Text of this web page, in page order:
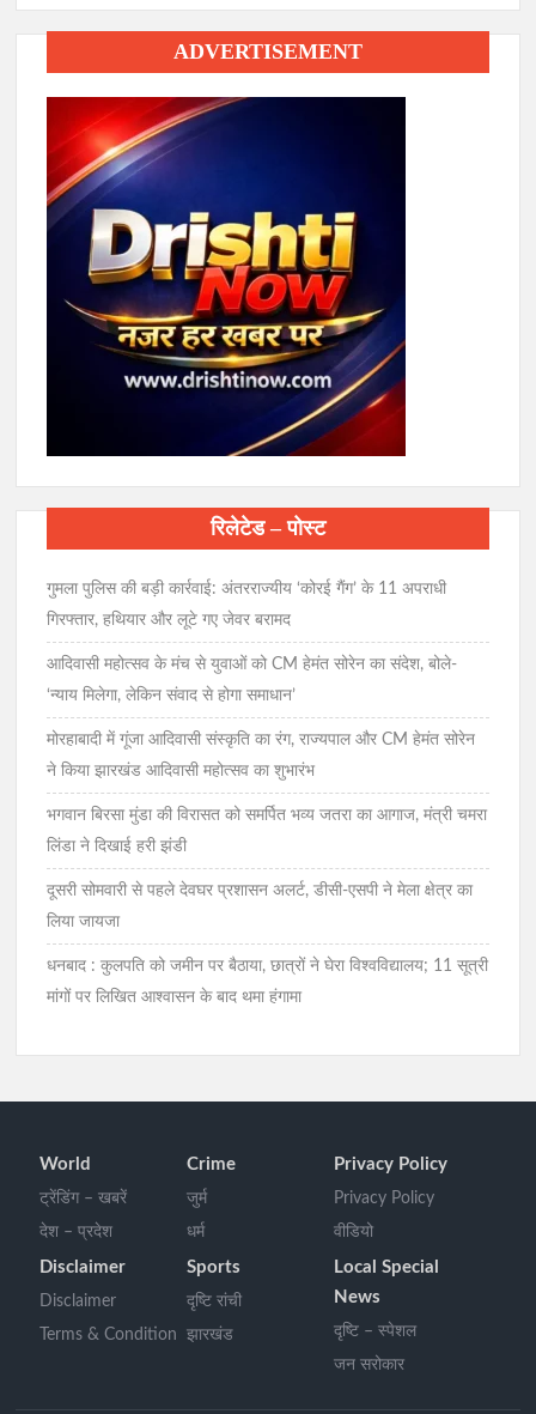
ADVERTISEMENT
रिलेटेड – पोस्ट
गुमला पुलिस की बड़ी कार्रवाई: अंतरराज्यीय ‘कोरई गैंग’ के 11 अपराधी
गिरफ्तार, हथियार और लूटे गए जेवर बरामद
आदिवासी महोत्सव के मंच से युवाओं को CM हेमंत सोरेन का संदेश, बोले-
‘न्याय मिलेगा, लेकिन संवाद से होगा समाधान’
मोरहाबादी में गूंजा आदिवासी संस्कृति का रंग, राज्यपाल और CM हेमंत सोरेन
ने किया झारखंड आदिवासी महोत्सव का शुभारंभ
भगवान बिरसा मुंडा की विरासत को समर्पित भव्य जतरा का आगाज, मंत्री चमरा
लिंडा ने दिखाई हरी झंडी
दूसरी सोमवारी से पहले देवघर प्रशासन अलर्ट, डीसी-एसपी ने मेला क्षेत्र का
लिया जायजा
धनबाद : कुलपति को जमीन पर बैठाया, छात्रों ने घेरा विश्वविद्यालय; 11 सूत्री
मांगों पर लिखित आश्वासन के बाद थमा हंगामा
World
ट्रेंडिंग – खबरें
देश – प्रदेश
Crime
जुर्म
धर्म
Privacy Policy
Privacy Policy
वीडियो
Disclaimer
Disclaimer
Terms & Condition
Sports
दृष्टि रांची
झारखंड
Local Special
News
दृष्टि – स्पेशल
जन सरोकार